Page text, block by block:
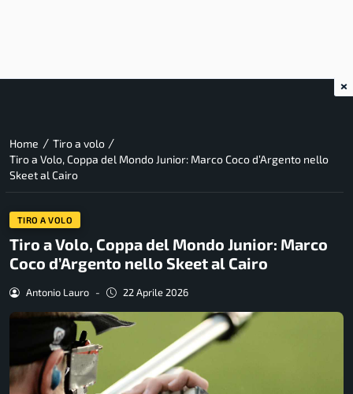
Home / Tiro a volo /
Tiro a Volo, Coppa del Mondo Junior: Marco Coco d’Argento nello
Skeet al Cairo
TIRO A VOLO
Tiro a Volo, Coppa del Mondo Junior: Marco
Coco d’Argento nello Skeet al Cairo
Antonio Lauro - 22 Aprile 2026
×